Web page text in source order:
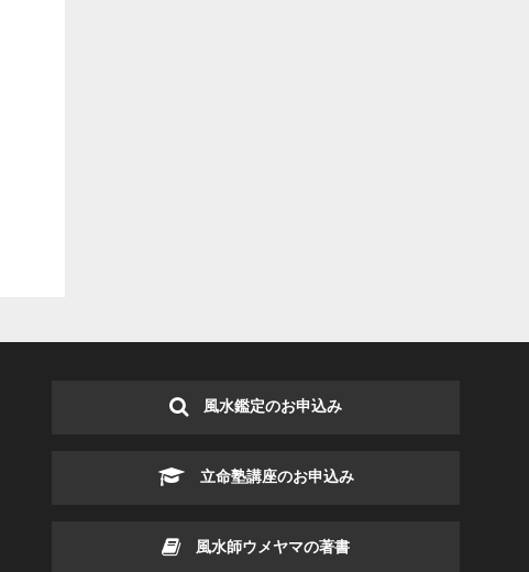
風水鑑定のお申込み
立命塾講座のお申込み
風水師ウメヤマの著書